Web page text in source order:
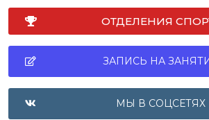
ОТДЕЛЕНИЯ
ЗАПИСЬ НА
МЫ В СОЦСЕТЯХ